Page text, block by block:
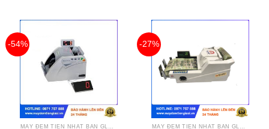
-54%
MÁY ĐẾM TIỀN NHẬT BẢN GLORY
-27%
MÁY ĐẾM TIỀN NHẬT BẢN GLORY